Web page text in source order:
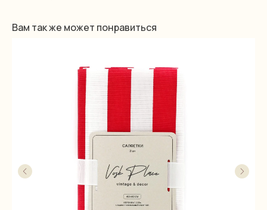
Вам так же может понравиться